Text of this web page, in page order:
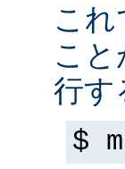
こ
こ
行す
$